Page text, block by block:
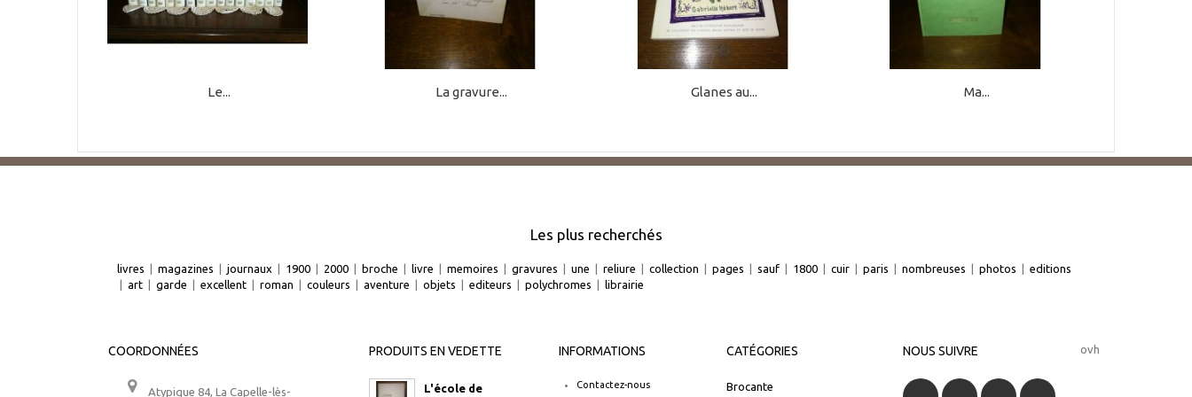
Le... La gravure... Glanes au... Ma...
Les plus recherchés
livres | magazines | journaux | 1900 | 2000 | broche | livre | memoires | gravures | une | reliure | collection | pages | sauf | 1800 | cuir | paris | nombreuses | photos | editions
| art | garde | excellent | roman | couleurs | aventure | objets | editeurs | polychromes | librairie
COORDONNÉES
Atypique 84, La Capelle-lès-
PRODUITS EN VEDETTE
L'école de
INFORMATIONS
Contactez-nous
CATÉGORIES
Brocante
NOUS SUIVRE ovh